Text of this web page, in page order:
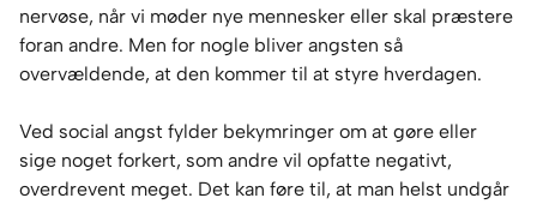
nervøse, når vi møder nye mennesker eller skal præstere
foran andre. Men for nogle bliver angsten så
overvældende, at den kommer til at styre hverdagen.
Ved social angst fylder bekymringer om at gøre eller
sige noget forkert, som andre vil opfatte negativt,
overdrevent meget. Det kan føre til, at man helst undgår